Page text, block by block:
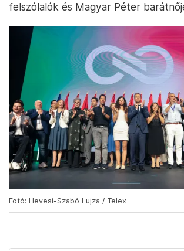
felszólalók és Magyar Péter
Fotó: Hevesi-Szabó Lujza / Telex